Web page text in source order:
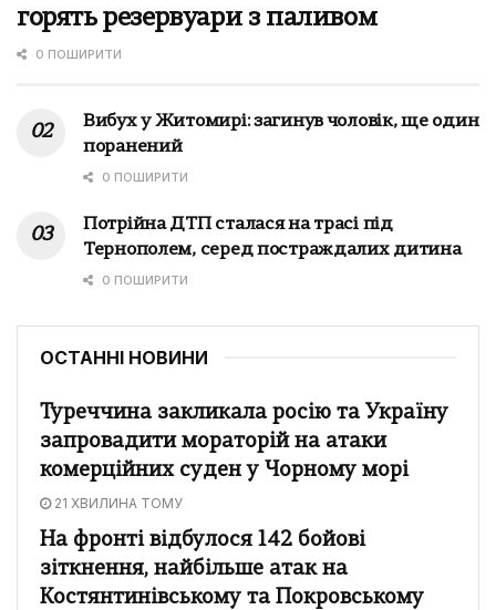
горять резервуари з паливом
0 ПОШИРИТИ
Вибух у Житомирі: загинув чоловік, ще один
поранений
0 ПОШИРИТИ
Потрійна ДТП сталася на трасі під
Тернополем, серед постраждалих дитина
0 ПОШИРИТИ
ОСТАННІ НОВИНИ
Туреччина закликала росію та Україну
запровадити мораторій на атаки
комерційних суден у Чорному морі
21 ХВИЛИНА ТОМУ
На фронті відбулося 142 бойові
зіткнення, найбільше атак на
Костянтинівському та Покровському